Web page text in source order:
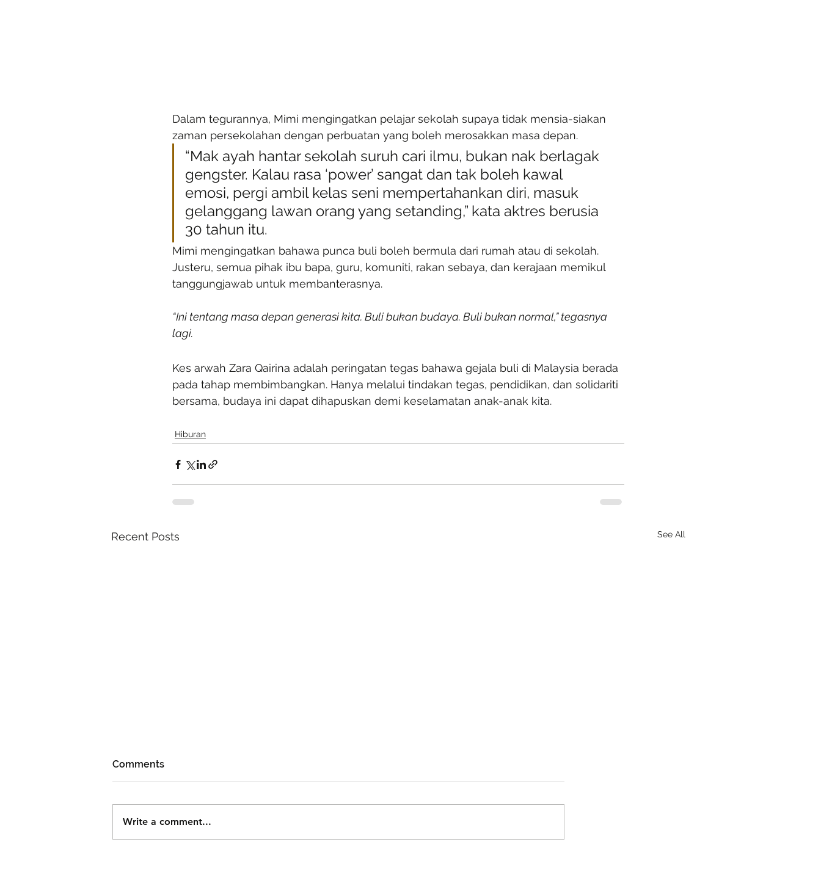
Dalam tegurannya, Mimi mengingatkan pelajar sekolah supaya tidak mensia-siakan
zaman persekolahan dengan perbuatan yang boleh merosakkan masa depan.
“Mak ayah hantar sekolah suruh cari ilmu, bukan nak berlagak
gengster. Kalau rasa ‘power’ sangat dan tak boleh kawal
emosi, pergi ambil kelas seni mempertahankan diri, masuk
gelanggang lawan orang yang setanding,” kata aktres berusia
30 tahun itu.
Mimi mengingatkan bahawa punca buli boleh bermula dari rumah atau di sekolah.
Justeru, semua pihak ibu bapa, guru, komuniti, rakan sebaya, dan kerajaan memikul
tanggungjawab untuk membanterasnya.
“Ini tentang masa depan generasi kita. Buli bukan budaya. Buli bukan normal,” tegasnya
lagi.
Kes arwah Zara Qairina adalah peringatan tegas bahawa gejala buli di Malaysia berada
pada tahap membimbangkan. Hanya melalui tindakan tegas, pendidikan, dan solidariti
bersama, budaya ini dapat dihapuskan demi keselamatan anak-anak kita.
Hiburan
Recent Posts See All
Comments
Write a comment...